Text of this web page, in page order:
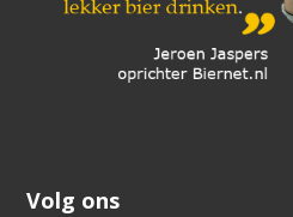
Volg ons